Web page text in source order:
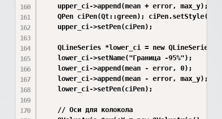
    upper_ci->append(mean + error, max_y);
QPen ciPen(Qt::green);
    upper_ci->setPen(ciPen);
QLineSeries *lower_ci = new
    lower_ci->setName("Граница -95%");
    lower_ci->append(mean - error, 0);
    lower_ci->append(mean - error, max_y);
    lower_ci->setPen(ciPen);
    // Оси для колокола